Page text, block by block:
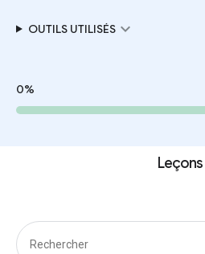
OUTILS UTILISÉSexpand_more
0%
Leçons